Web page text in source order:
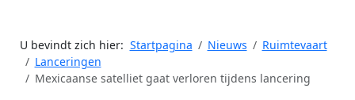
U bevindt zich hier: Startpagina Nieuws
Ruimtevaart
Lanceringen
Mexicaanse satelliet gaat verloren tijdens lancering